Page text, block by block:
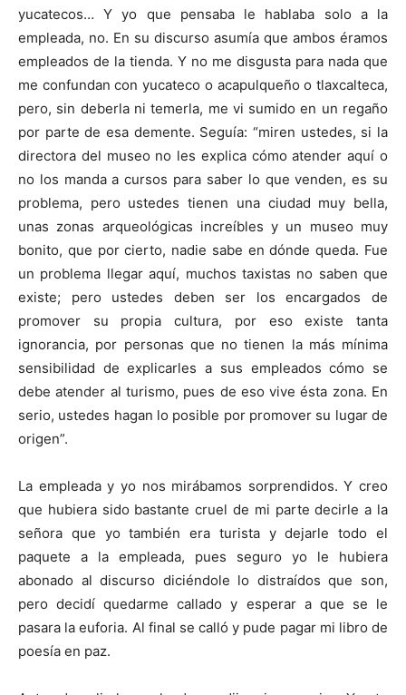
yucatecos… Y yo que pensaba le hablaba solo a la
empleada, no. En su discurso asumía que ambos éramos
empleados de la tienda. Y no me disgusta para nada que
me confundan con yucateco o acapulqueño o tlaxcalteca,
pero, sin deberla ni temerla, me vi sumido en un regaño
por parte de esa demente. Seguía: “miren ustedes, si la
directora del museo no les explica cómo atender aquí o
no los manda a cursos para saber lo que venden, es su
problema, pero ustedes tienen una ciudad muy bella,
unas zonas arqueológicas increíbles y un museo muy
bonito, que por cierto, nadie sabe en dónde queda. Fue
un problema llegar aquí, muchos taxistas no saben que
existe; pero ustedes deben ser los encargados de
promover su propia cultura, por eso existe tanta
ignorancia, por personas que no tienen la más mínima
sensibilidad de explicarles a sus empleados cómo se
debe atender al turismo, pues de eso vive ésta zona. En
serio, ustedes hagan lo posible por promover su lugar de
origen”.
La empleada y yo nos mirábamos sorprendidos. Y creo
que hubiera sido bastante cruel de mi parte decirle a la
señora que yo también era turista y dejarle todo el
paquete a la empleada, pues seguro yo le hubiera
abonado al discurso diciéndole lo distraídos que son,
pero decidí quedarme callado y esperar a que se le
pasara la euforia. Al final se calló y pude pagar mi libro de
poesía en paz.